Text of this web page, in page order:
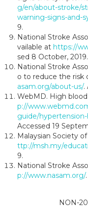
g/en/about-stroke/
warning-signs-and-
9.
National Stroke
vailable at https://
sed 8 October, 2019.
National Stroke
o to reduce the risk
asam.org/about-us/.
WebMD. High
p://
guide/
Accessed 19
Malaysian Society
ttp://msh.my/
9.
National Stroke
p://www.nasam.org/
NON-